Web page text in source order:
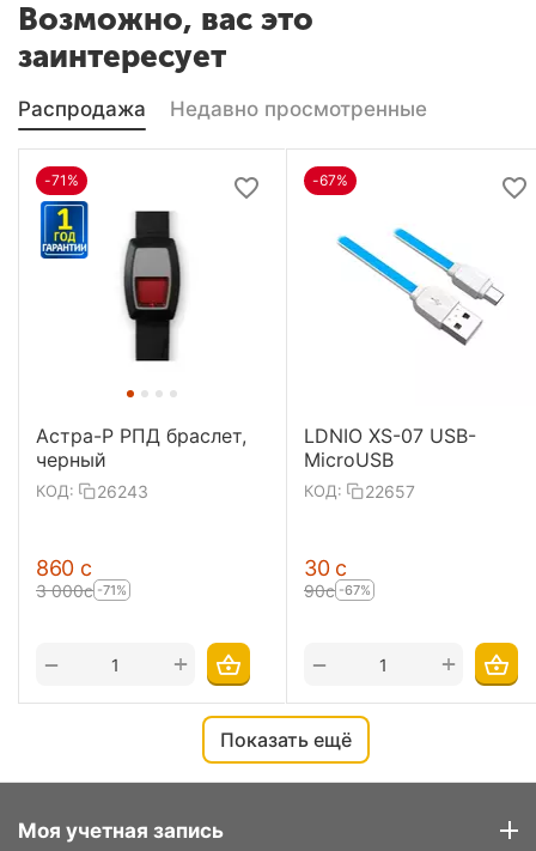
Возможно, вас это
заинтересует
Распродажа Недавно просмотренные
-71%
Астра-Р РПД браслет,
черный
КОД: 26243
‍860‍ с
3 000с -71%
+
−
-67%
LDNIO XS-07 USB-
MicroUSB
КОД: 22657
‍30‍ с
‍90‍с -67%
+
−
Показать ещё
Моя учетная запись